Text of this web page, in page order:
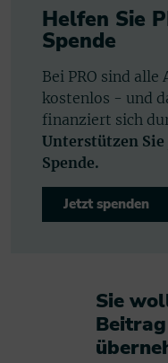
Helfen Sie
Spende
Bei PRO sind
kostenlos - und
finanziert sich
Unterstützen
Spende.
Jetzt spenden
Sie